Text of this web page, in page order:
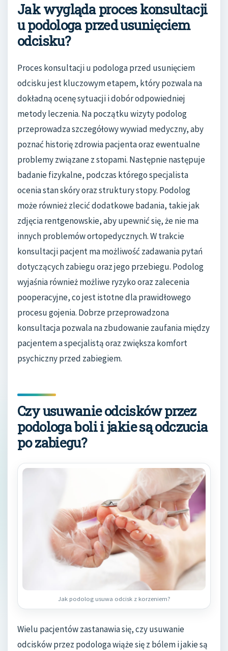
Jak wygląda proces konsultacji
u podologa przed usunięciem
odcisku?
Proces konsultacji u podologa przed usunięciem
odcisku jest kluczowym etapem, który pozwala na
dokładną ocenę sytuacji i dobór odpowiedniej
metody leczenia. Na początku wizyty podolog
przeprowadza szczegółowy wywiad medyczny, aby
poznać historię zdrowia pacjenta oraz ewentualne
problemy związane z stopami. Następnie następuje
badanie fizykalne, podczas którego specjalista
ocenia stan skóry oraz struktury stopy. Podolog
może również zlecić dodatkowe badania, takie jak
zdjęcia rentgenowskie, aby upewnić się, że nie ma
innych problemów ortopedycznych. W trakcie
konsultacji pacjent ma możliwość zadawania pytań
dotyczących zabiegu oraz jego przebiegu. Podolog
wyjaśnia również możliwe ryzyko oraz zalecenia
pooperacyjne, co jest istotne dla prawidłowego
procesu gojenia. Dobrze przeprowadzona
konsultacja pozwala na zbudowanie zaufania między
pacjentem a specjalistą oraz zwiększa komfort
psychiczny przed zabiegiem.
Czy usuwanie odcisków przez
podologa boli i jakie są odczucia
po zabiegu?
Jak podolog usuwa odcisk z korzeniem?
Wielu pacjentów zastanawia się, czy usuwanie
odcisków przez podologa wiąże się z bólem i jakie są